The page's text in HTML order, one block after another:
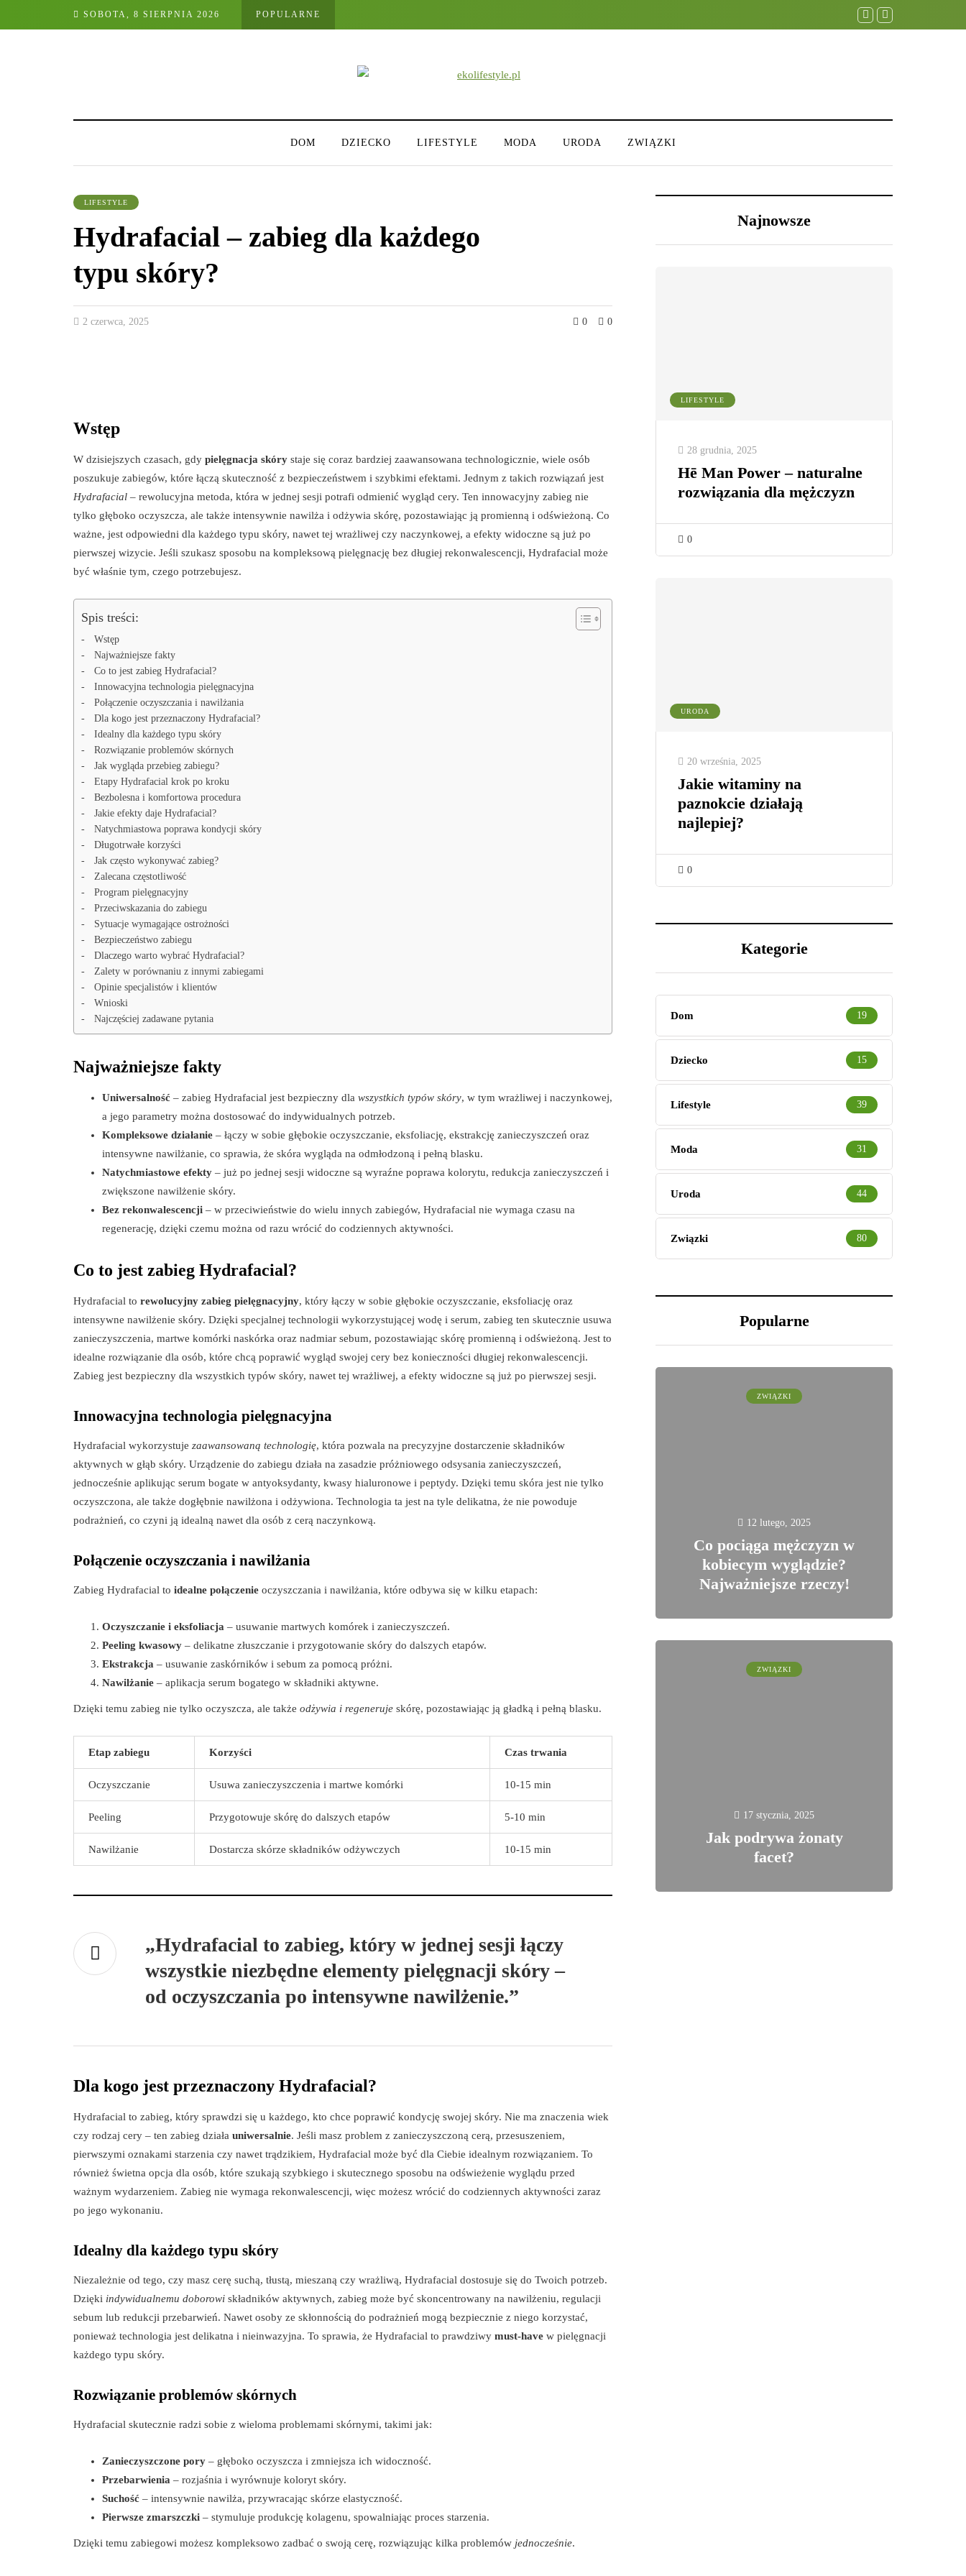
SOBOTA, 8 SIERPNIA 2026 POPULARNE
DOM DZIECKO LIFESTYLE MODA URODA ZWIĄZKI
LIFESTYLE
Hydrafacial – zabieg dla każdego
typu skóry?
2 czerwca, 2025 0 0
Wstęp
W dzisiejszych czasach, gdy pielęgnacja skóry staje się coraz bardziej zaawansowana technologicznie, wiele osób
poszukuje zabiegów, które łączą skuteczność z bezpieczeństwem i szybkimi efektami. Jednym z takich rozwiązań jest
Hydrafacial – rewolucyjna metoda, która w jednej sesji potrafi odmienić wygląd cery. Ten innowacyjny zabieg nie
tylko głęboko oczyszcza, ale także intensywnie nawilża i odżywia skórę, pozostawiając ją promienną i odświeżoną. Co
ważne, jest odpowiedni dla każdego typu skóry, nawet tej wrażliwej czy naczynkowej, a efekty widoczne są już po
pierwszej wizycie. Jeśli szukasz sposobu na kompleksową pielęgnację bez długiej rekonwalescencji, Hydrafacial może
być właśnie tym, czego potrzebujesz.
Spis treści:
Wstęp
Najważniejsze fakty
Co to jest zabieg Hydrafacial?
Innowacyjna technologia pielęgnacyjna
Połączenie oczyszczania i nawilżania
Dla kogo jest przeznaczony Hydrafacial?
Idealny dla każdego typu skóry
Rozwiązanie problemów skórnych
Jak wygląda przebieg zabiegu?
Etapy Hydrafacial krok po kroku
Bezbolesna i komfortowa procedura
Jakie efekty daje Hydrafacial?
Natychmiastowa poprawa kondycji skóry
Długotrwałe korzyści
Jak często wykonywać zabieg?
Zalecana częstotliwość
Program pielęgnacyjny
Przeciwskazania do zabiegu
Sytuacje wymagające ostrożności
Bezpieczeństwo zabiegu
Dlaczego warto wybrać Hydrafacial?
Zalety w porównaniu z innymi zabiegami
Opinie specjalistów i klientów
Wnioski
Najczęściej zadawane pytania
Najważniejsze fakty
Uniwersalność – zabieg Hydrafacial jest bezpieczny dla wszystkich typów skóry, w tym wrażliwej i naczynkowej,
a jego parametry można dostosować do indywidualnych potrzeb.
Kompleksowe działanie – łączy w sobie głębokie oczyszczanie, eksfoliację, ekstrakcję zanieczyszczeń oraz
intensywne nawilżanie, co sprawia, że skóra wygląda na odmłodzoną i pełną blasku.
Natychmiastowe efekty – już po jednej sesji widoczne są wyraźne poprawa kolorytu, redukcja zanieczyszczeń i
zwiększone nawilżenie skóry.
Bez rekonwalescencji – w przeciwieństwie do wielu innych zabiegów, Hydrafacial nie wymaga czasu na
regenerację, dzięki czemu można od razu wrócić do codziennych aktywności.
Co to jest zabieg Hydrafacial?
Hydrafacial to rewolucyjny zabieg pielęgnacyjny, który łączy w sobie głębokie oczyszczanie, eksfoliację oraz
intensywne nawilżenie skóry. Dzięki specjalnej technologii wykorzystującej wodę i serum, zabieg ten skutecznie usuwa
zanieczyszczenia, martwe komórki naskórka oraz nadmiar sebum, pozostawiając skórę promienną i odświeżoną. Jest to
idealne rozwiązanie dla osób, które chcą poprawić wygląd swojej cery bez konieczności długiej rekonwalescencji.
Zabieg jest bezpieczny dla wszystkich typów skóry, nawet tej wrażliwej, a efekty widoczne są już po pierwszej sesji.
Innowacyjna technologia pielęgnacyjna
Hydrafacial wykorzystuje zaawansowaną technologię, która pozwala na precyzyjne dostarczenie składników
aktywnych w głąb skóry. Urządzenie do zabiegu działa na zasadzie próżniowego odsysania zanieczyszczeń,
jednocześnie aplikując serum bogate w antyoksydanty, kwasy hialuronowe i peptydy. Dzięki temu skóra jest nie tylko
oczyszczona, ale także dogłębnie nawilżona i odżywiona. Technologia ta jest na tyle delikatna, że nie powoduje
podrażnień, co czyni ją idealną nawet dla osób z cerą naczynkową.
Połączenie oczyszczania i nawilżania
Zabieg Hydrafacial to idealne połączenie oczyszczania i nawilżania, które odbywa się w kilku etapach:
Oczyszczanie i eksfoliacja – usuwanie martwych komórek i zanieczyszczeń.
Peeling kwasowy – delikatne złuszczanie i przygotowanie skóry do dalszych etapów.
Ekstrakcja – usuwanie zaskórników i sebum za pomocą próżni.
Nawilżanie – aplikacja serum bogatego w składniki aktywne.
Dzięki temu zabieg nie tylko oczyszcza, ale także odżywia i regeneruje skórę, pozostawiając ją gładką i pełną blasku.
Etap zabiegu Korzyści Czas trwania
Oczyszczanie Usuwa zanieczyszczenia i martwe komórki 10-15 min
Peeling Przygotowuje skórę do dalszych etapów 5-10 min
Nawilżanie Dostarcza skórze składników odżywczych 10-15 min
„Hydrafacial to zabieg, który w jednej sesji łączy
wszystkie niezbędne elementy pielęgnacji skóry –
od oczyszczania po intensywne nawilżenie.”
Dla kogo jest przeznaczony Hydrafacial?
Hydrafacial to zabieg, który sprawdzi się u każdego, kto chce poprawić kondycję swojej skóry. Nie ma znaczenia wiek
czy rodzaj cery – ten zabieg działa uniwersalnie. Jeśli masz problem z zanieczyszczoną cerą, przesuszeniem,
pierwszymi oznakami starzenia czy nawet trądzikiem, Hydrafacial może być dla Ciebie idealnym rozwiązaniem. To
również świetna opcja dla osób, które szukają szybkiego i skutecznego sposobu na odświeżenie wyglądu przed
ważnym wydarzeniem. Zabieg nie wymaga rekonwalescencji, więc możesz wrócić do codziennych aktywności zaraz
po jego wykonaniu.
Idealny dla każdego typu skóry
Niezależnie od tego, czy masz cerę suchą, tłustą, mieszaną czy wrażliwą, Hydrafacial dostosuje się do Twoich potrzeb.
Dzięki indywidualnemu doborowi składników aktywnych, zabieg może być skoncentrowany na nawilżeniu, regulacji
sebum lub redukcji przebarwień. Nawet osoby ze skłonnością do podrażnień mogą bezpiecznie z niego korzystać,
ponieważ technologia jest delikatna i nieinwazyjna. To sprawia, że Hydrafacial to prawdziwy must-have w pielęgnacji
każdego typu skóry.
Rozwiązanie problemów skórnych
Hydrafacial skutecznie radzi sobie z wieloma problemami skórnymi, takimi jak:
Zanieczyszczone pory – głęboko oczyszcza i zmniejsza ich widoczność.
Przebarwienia – rozjaśnia i wyrównuje koloryt skóry.
Suchość – intensywnie nawilża, przywracając skórze elastyczność.
Pierwsze zmarszczki – stymuluje produkcję kolagenu, spowalniając proces starzenia.
Dzięki temu zabiegowi możesz kompleksowo zadbać o swoją cerę, rozwiązując kilka problemów jednocześnie.
Najnowsze
LIFESTYLE
28 grudnia, 2025
Hē Man Power – naturalne
rozwiązania dla mężczyzn
0
URODA
20 września, 2025
Jakie witaminy na
paznokcie działają
najlepiej?
0
Kategorie
Dom 19
Dziecko 15
Lifestyle 39
Moda 31
Uroda 44
Związki 80
Popularne
ZWIĄZKI
12 lutego, 2025
Co pociąga mężczyzn w
kobiecym wyglądzie?
Najważniejsze rzeczy!
ZWIĄZKI
17 stycznia, 2025
Jak podrywa żonaty
facet?